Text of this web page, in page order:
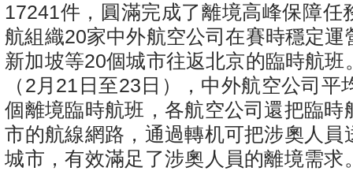
17241件，圓滿完成了離境高峰保障任
航組織20家中外航空公司在賽時穩定運
新加坡等20個城市往返北京的臨時航班
（2月21日至23日），中外航空公司平
個離境臨時航班，各航空公司還把臨時
市的航線網路，通過轉机可把涉奧人員
城市，有效滿足了涉奧人員的離境需求